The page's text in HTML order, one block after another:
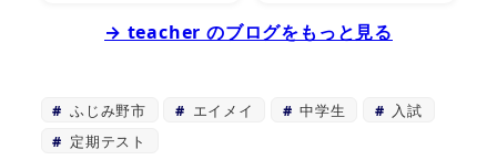
→ teacher のブログをもっと見る
ふじみ野市 エイメイ 中学生
入試
定期テスト